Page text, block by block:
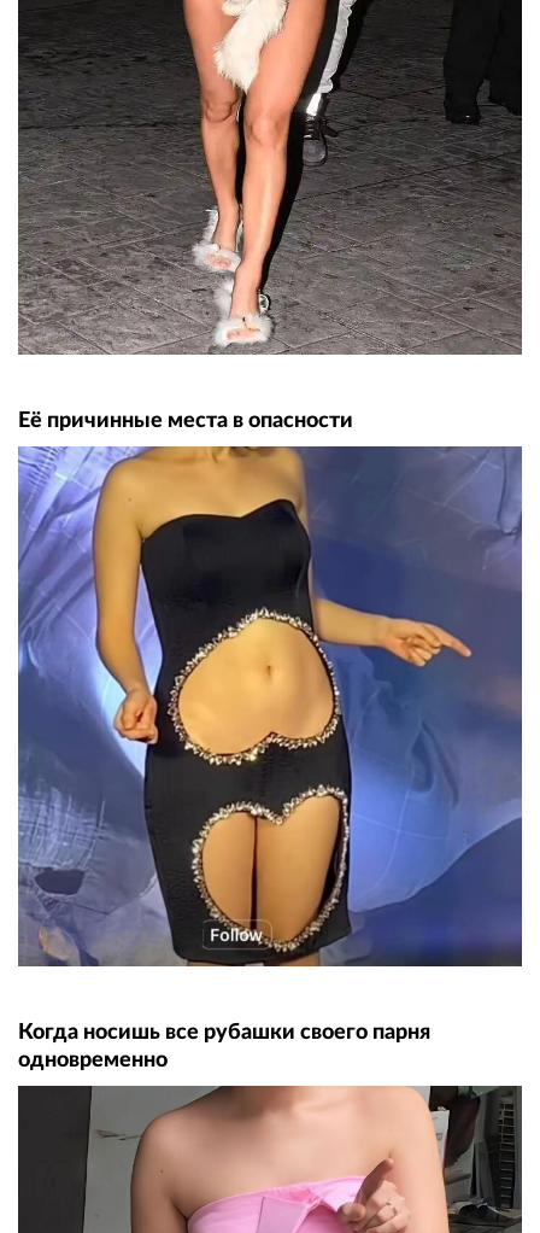
Её причинные места в опасности
Когда носишь все рубашки своего парня
одновременно